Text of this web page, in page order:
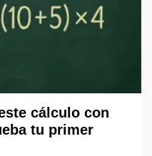
cálculo con
tu primer